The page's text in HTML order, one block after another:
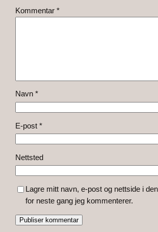
Kommentar*
Navn*
E-post*
Nettsted
Lagre mitt navn, e-post og nettside i
for neste gang jeg kommenterer.